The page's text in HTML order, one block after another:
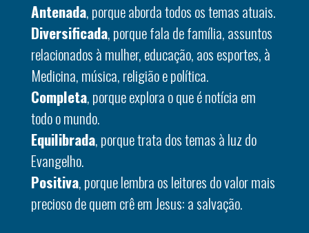
Antenada, porque aborda todos os temas atuais.
Diversificada, porque fala de família, assuntos
relacionados à mulher, educação, aos esportes, à
Medicina, música, religião e política.
Completa, porque explora o que é notícia em
todo o mundo.
Equilibrada, porque trata dos temas à luz do
Evangelho.
Positiva, porque lembra os leitores do valor mais
precioso de quem crê em Jesus: a salvação.